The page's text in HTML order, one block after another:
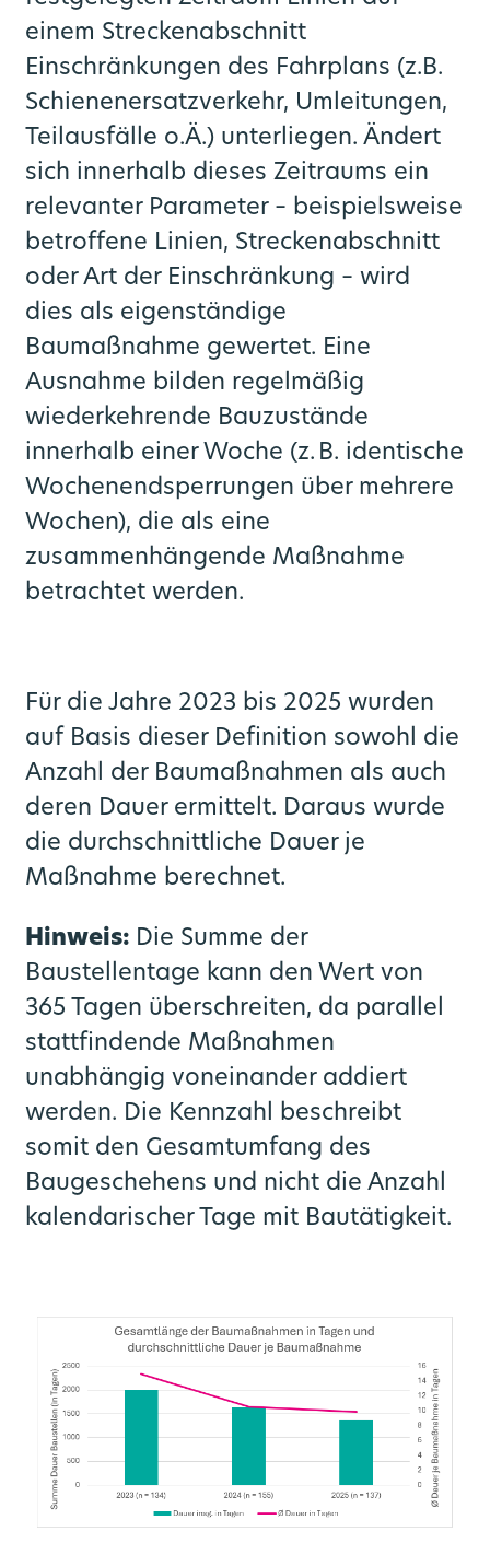
einem Streckenabschnitt
Einschränkungen des Fahrplans (z.B.
Schienenersatzverkehr, Umleitungen,
Teilausfälle o.Ä.) unterliegen. Ändert
sich innerhalb dieses Zeitraums ein
relevanter Parameter – beispielsweise
betroffene Linien, Streckenabschnitt
oder Art der Einschränkung – wird
dies als eigenständige
Baumaßnahme gewertet. Eine
Ausnahme bilden regelmäßig
wiederkehrende Bauzustände
innerhalb einer Woche (z. B. identische
Wochenendsperrungen über mehrere
Wochen), die als eine
zusammenhängende Maßnahme
betrachtet werden.
Für die Jahre 2023 bis 2025 wurden
auf Basis dieser Definition sowohl die
Anzahl der Baumaßnahmen als auch
deren Dauer ermittelt. Daraus wurde
die durchschnittliche Dauer je
Maßnahme berechnet.
Hinweis: Die Summe der
Baustellentage kann den Wert von
365 Tagen überschreiten, da parallel
stattfindende Maßnahmen
unabhängig voneinander addiert
werden. Die Kennzahl beschreibt
somit den Gesamtumfang des
Baugeschehens und nicht die Anzahl
kalendarischer Tage mit Bautätigkeit.
go.Update – Newsletter